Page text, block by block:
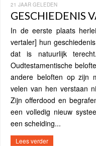
21 JAAR GELEDEN
GESCHIEDENIS
In de eerste plaats
vertaler] hun
dat is natuurlijk
Oudtestamentische
andere beloften op zijn
velen van hen verstaan
Zijn offerdood en
een volledig nieuw
een scheiding...
Lees verder